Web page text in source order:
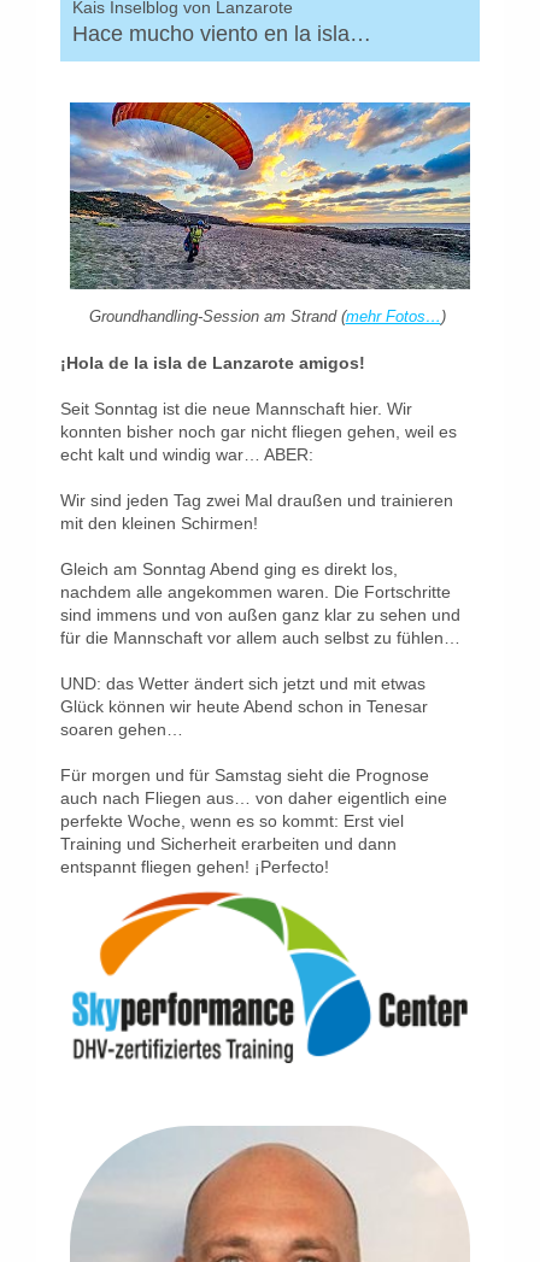
Kais Inselblog von Lanzarote
Hace mucho viento en la isla…
Groundhandling-Session am Strand (mehr Fotos… )
¡Hola de la isla de Lanzarote amigos!
Seit Sonntag ist die neue Mannschaft hier. Wir
konnten bisher noch gar nicht fliegen gehen, weil es
echt kalt und windig war… ABER:
Wir sind jeden Tag zwei Mal draußen und trainieren
mit den kleinen Schirmen!
Gleich am Sonntag Abend ging es direkt los,
nachdem alle angekommen waren. Die Fortschritte
sind immens und von außen ganz klar zu sehen und
für die Mannschaft vor allem auch selbst zu fühlen…
UND: das Wetter ändert sich jetzt und mit etwas
Glück können wir heute Abend schon in Tenesar
soaren gehen…
Für morgen und für Samstag sieht die Prognose
auch nach Fliegen aus… von daher eigentlich eine
perfekte Woche, wenn es so kommt: Erst viel
Training und Sicherheit erarbeiten und dann
entspannt fliegen gehen! ¡Perfecto!